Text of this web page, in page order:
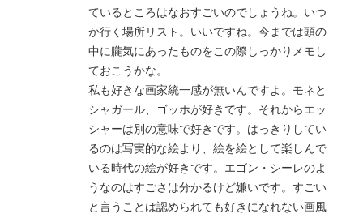
ているところはなおすごいのでしょうね。いつ
か行く場所リスト。いいですね。今までは頭の
中に朧気にあったものをこの際しっかりメモし
ておこうかな。
私も好きな画家統一感が無いんですよ。モネと
シャガール、ゴッホが好きです。それからエッ
シャーは別の意味で好きです。はっきりしてい
るのは写実的な絵より、絵を絵として楽しんで
いる時代の絵が好きです。エゴン・シーレのよ
うなのはすごさは分かるけど嫌いです。すごい
と言うことは認められても好きになれない画風